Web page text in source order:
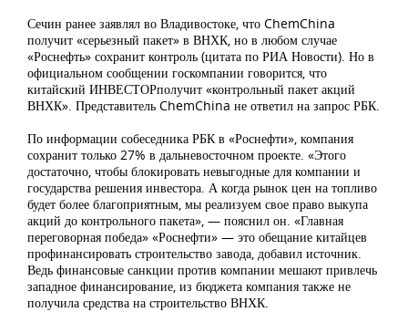
Сечин ранее заявлял во Владивостоке, что ChemChina
получит «серьезный пакет» в ВНХК, но в любом случае
«Роснефть» сохранит контроль (цитата по РИА Новости). Но в
официальном сообщении госкомпании говорится, что
китайский ИНВЕСТОРполучит «контрольный пакет акций
ВНХК». Представитель ChemChina не ответил на запрос РБК.
По информации собеседника РБК в «Роснефти», компания
сохранит только 27% в дальневосточном проекте. «Этого
достаточно, чтобы блокировать невыгодные для компании и
государства решения инвестора. А когда рынок цен на топливо
будет более благоприятным, мы реализуем свое право выкупа
акций до контрольного пакета», — пояснил он. «Главная
переговорная победа» «Роснефти» — это обещание китайцев
профинансировать строительство завода, добавил источник.
Ведь финансовые санкции против компании мешают привлечь
западное финансирование, из бюджета компания также не
получила средства на строительство ВНХК.